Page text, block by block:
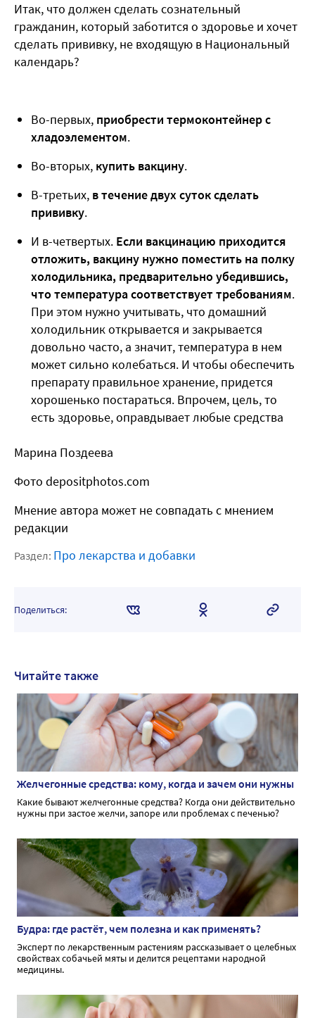
Итак, что должен сделать сознательный
гражданин, который заботится о здоровье и хочет
сделать прививку, не входящую в Национальный
календарь?
Во-первых, приобрести термоконтейнер с
хладоэлементом.
Во-вторых, купить вакцину.
В-третьих, в течение двух суток сделать
прививку.
И в-четвертых. Если вакцинацию приходится
отложить, вакцину нужно поместить на полку
холодильника, предварительно убедившись,
что температура соответствует требованиям.
При этом нужно учитывать, что домашний
холодильник открывается и закрывается
довольно часто, а значит, температура в нем
может сильно колебаться. И чтобы обеспечить
препарату правильное хранение, придется
хорошенько постараться. Впрочем, цель, то
есть здоровье, оправдывает любые средства
Марина Поздеева
Фото depositphotos.com
Мнение автора может не совпадать с мнением
редакции
Раздел: Про лекарства и добавки
Поделиться:
Читайте также
Желчегонные средства: кому, когда и зачем они нужны
Какие бывают желчегонные средства? Когда они действительно
нужны при застое желчи, запоре или проблемах с печенью?
Будра: где растёт, чем полезна и как применять?
Эксперт по лекарственным растениям рассказывает о целебных
свойствах собачьей мяты и делится рецептами народной
медицины.